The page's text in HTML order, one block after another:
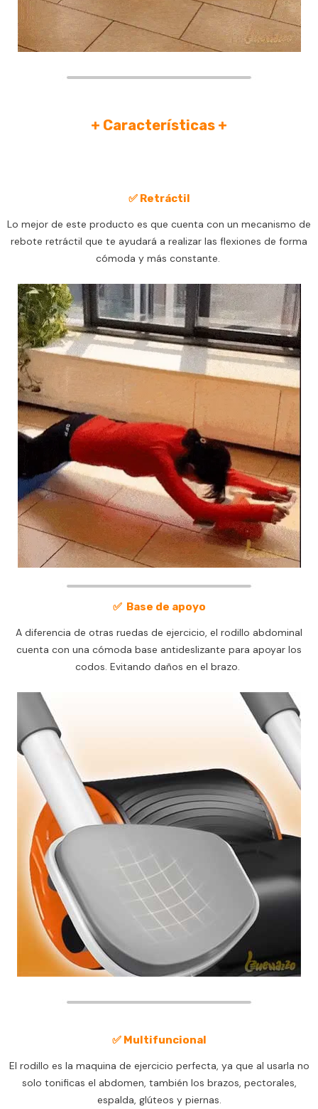
+ Características +
✅ Retráctil
Lo mejor de este producto es que cuenta con un mecanismo de
rebote retráctil que te ayudará a realizar las flexiones de forma
cómoda y más constante.
✅ Base de apoyo
A diferencia de otras ruedas de ejercicio, el rodillo abdominal
cuenta con una cómoda base antideslizante para apoyar los
codos. Evitando daños en el brazo.
✅ Multifuncional
El rodillo es la maquina de ejercicio perfecta, ya que al usarla no
solo tonificas el abdomen, también los brazos, pectorales,
espalda, glúteos y piernas.